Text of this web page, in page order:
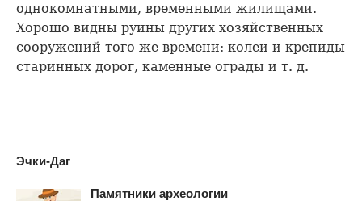
однокомнатными, временными жилищами.
Хорошо видны руины других хозяйственных
сооружений того же времени: колеи и крепиды
старинных дорог, каменные ограды и т. д.
Эчки-Даг
Памятники археологии